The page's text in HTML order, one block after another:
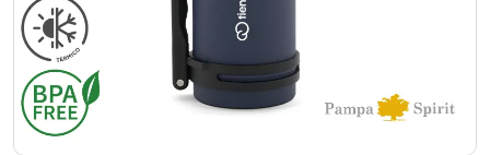
Marcas
Catálogos